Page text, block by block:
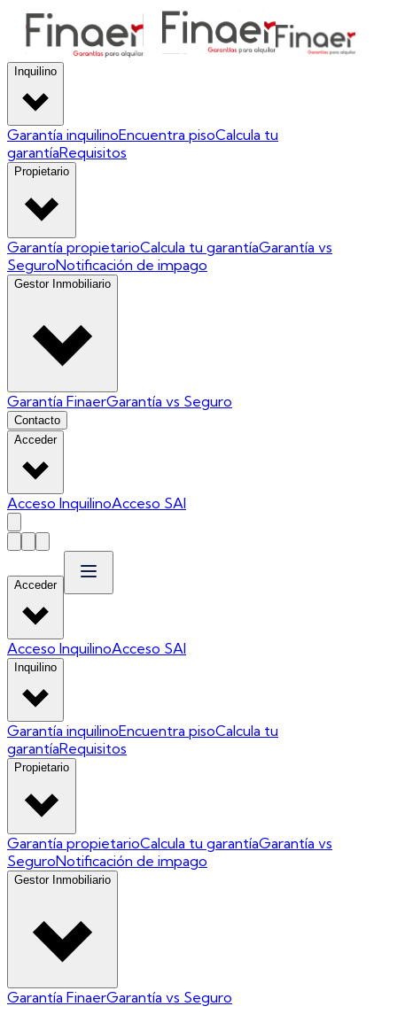
Inquilino
Garantía inquilinoEncuentra pisoCalcula tu
garantíaRequisitos
Propietario
Garantía propietarioCalcula tu garantíaGarantía vs
SeguroNotificación de impago
Gestor Inmobiliario
Garantía FinaerGarantía vs Seguro
Contacto
Acceder
Acceso InquilinoAcceso SAI
Acceder
Acceso InquilinoAcceso SAI
Inquilino
Garantía inquilinoEncuentra pisoCalcula tu
garantíaRequisitos
Propietario
Garantía propietarioCalcula tu garantíaGarantía vs
SeguroNotificación de impago
Gestor Inmobiliario
Garantía FinaerGarantía vs Seguro